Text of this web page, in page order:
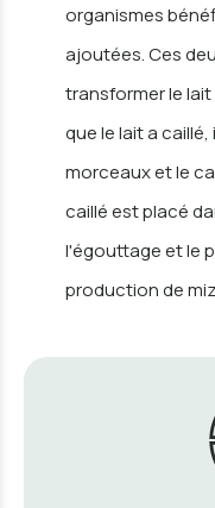
organismes
ajoutées. Ces
transformer le
que le lait a
morceaux et le
caillé est placé
l'égouttage et le
production de